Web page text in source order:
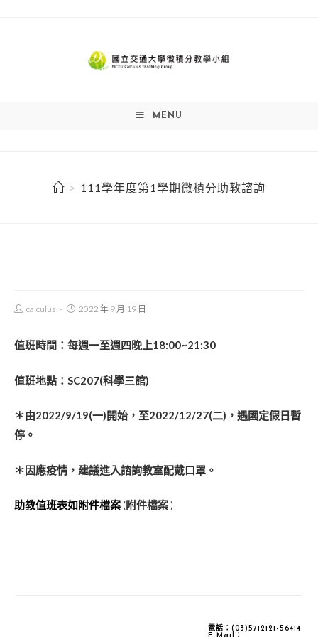
MENU
> 111學年度第1學期微積分助教諮詢
Postcalculus
Post2022 年 9 月 19 日
值班時間：每週一至週四晚上18:00~21:30
值班地點：SC207(科學三館)
＊由2022/9/19(一)開始，至2022/12/27(二)，遇國定假日暫
停。
＊因應疫情，建議進入諮詢教室配戴口罩。
助教值班表如附件檔案 (附件檔案)
電話：(03)5712121-56414